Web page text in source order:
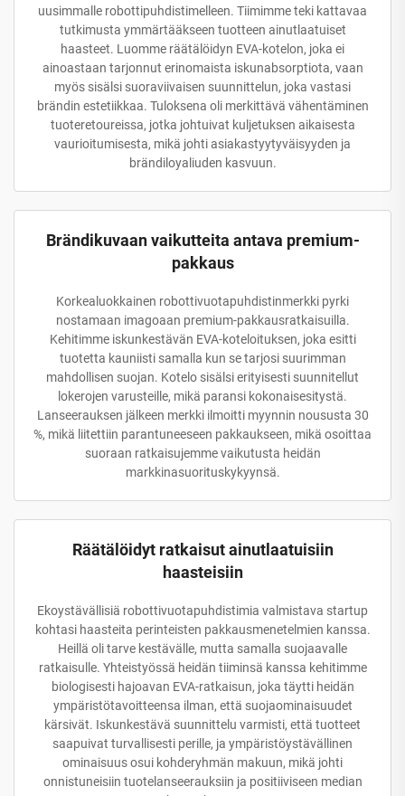
uusimmalle robottipuhdistimelleen. Tiimimme teki kattavaa
tutkimusta ymmärtääkseen tuotteen ainutlaatuiset
haasteet. Luomme räätälöidyn EVA-kotelon, joka ei
ainoastaan tarjonnut erinomaista iskunabsorptiota, vaan
myös sisälsi suoraviivaisen suunnittelun, joka vastasi
brändin estetiikkaa. Tuloksena oli merkittävä vähentäminen
tuoteretoureissa, jotka johtuivat kuljetuksen aikaisesta
vaurioitumisesta, mikä johti asiakastyytyväisyyden ja
brändiloyaliuden kasvuun.
Brändikuvaan vaikutteita antava premium-
pakkaus
Korkealuokkainen robottivuotapuhdistinmerkki pyrki
nostamaan imagoaan premium-pakkausratkaisuilla.
Kehitimme iskunkestävän EVA-koteloituksen, joka esitti
tuotetta kauniisti samalla kun se tarjosi suurimman
mahdollisen suojan. Kotelo sisälsi erityisesti suunnitellut
lokerojen varusteille, mikä paransi kokonaisesitystä.
Lanseerauksen jälkeen merkki ilmoitti myynnin noususta 30
%, mikä liitettiin parantuneeseen pakkaukseen, mikä osoittaa
suoraan ratkaisujemme vaikutusta heidän
markkinasuorituskykyynsä.
Räätälöidyt ratkaisut ainutlaatuisiin
haasteisiin
Ekoystävällisiä robottivuotapuhdistimia valmistava startup
kohtasi haasteita perinteisten pakkausmenetelmien kanssa.
Heillä oli tarve kestävälle, mutta samalla suojaavalle
ratkaisulle. Yhteistyössä heidän tiiminsä kanssa kehitimme
biologisesti hajoavan EVA-ratkaisun, joka täytti heidän
ympäristötavoitteensa ilman, että suojaominaisuudet
kärsivät. Iskunkestävä suunnittelu varmisti, että tuotteet
saapuivat turvallisesti perille, ja ympäristöystävällinen
ominaisuus osui kohderyhmän makuun, mikä johti
onnistuneisiin tuotelanseerauksiin ja positiiviseen median